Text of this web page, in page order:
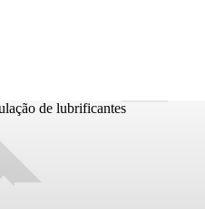
de lubrificantes